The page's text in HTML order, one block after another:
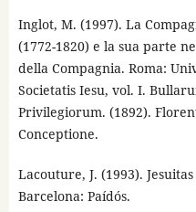
Inglot, M. (1997). La
(1772-1820) e la sua parte
della Compagnia. Roma:
Societatis Iesu, vol. I.
Privilegiorum. (1892).
Conceptione.
Lacouture, J. (1993).
Barcelona: Paídós.